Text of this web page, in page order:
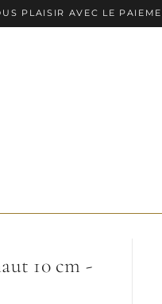
AVEC LE PAIEMENT EN
10 cm -